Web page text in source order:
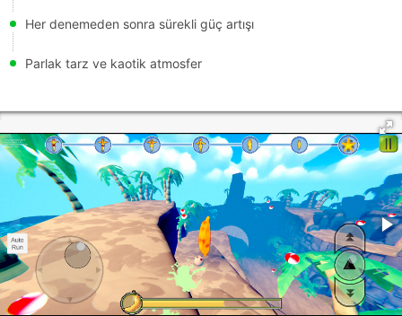
Her denemeden sonra sürekli güç artışı
Parlak tarz ve kaotik atmosfer